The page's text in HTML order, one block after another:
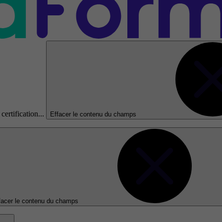
Effacer le contenu du champs
le contenu du champs